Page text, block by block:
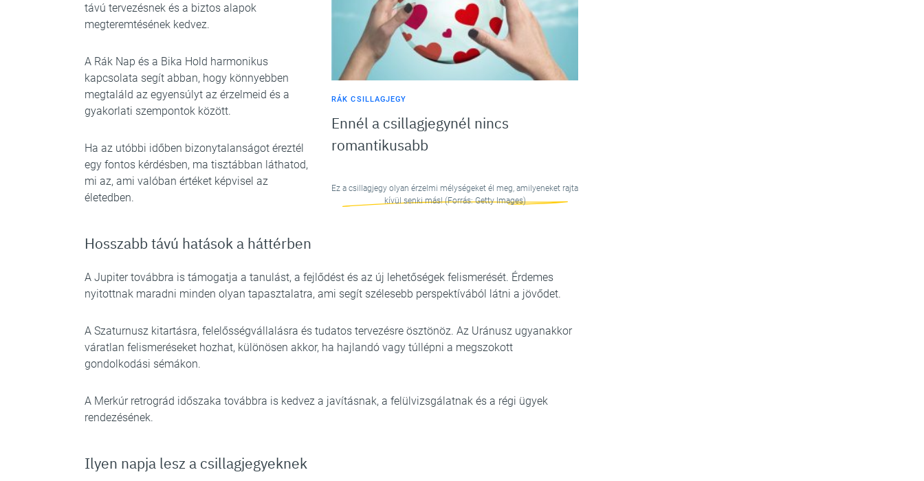
RÁK CSILLAGJEGY
Ennél a csillagjegynél nincs
romantikusabb
Ez a csillagjegy olyan érzelmi mélységeket él meg, amilyeneket rajta
kívül senki más! (Forrás: Getty Images)
távú tervezésnek és a biztos alapok
megteremtésének kedvez.
A Rák Nap és a Bika Hold harmonikus
kapcsolata segít abban, hogy könnyebben
megtaláld az egyensúlyt az érzelmeid és a
gyakorlati szempontok között.
Ha az utóbbi időben bizonytalanságot éreztél
egy fontos kérdésben, ma tisztábban láthatod,
mi az, ami valóban értéket képvisel az
életedben.
Hosszabb távú hatások a háttérben
A Jupiter továbbra is támogatja a tanulást, a fejlődést és az új lehetőségek felismerését. Érdemes
nyitottnak maradni minden olyan tapasztalatra, ami segít szélesebb perspektívából látni a jövődet.
A Szaturnusz kitartásra, felelősségvállalásra és tudatos tervezésre ösztönöz. Az Uránusz ugyanakkor
váratlan felismeréseket hozhat, különösen akkor, ha hajlandó vagy túllépni a megszokott
gondolkodási sémákon.
A Merkúr retrográd időszaka továbbra is kedvez a javításnak, a felülvizsgálatnak és a régi ügyek
rendezésének.
Ilyen napja lesz a csillagjegyeknek